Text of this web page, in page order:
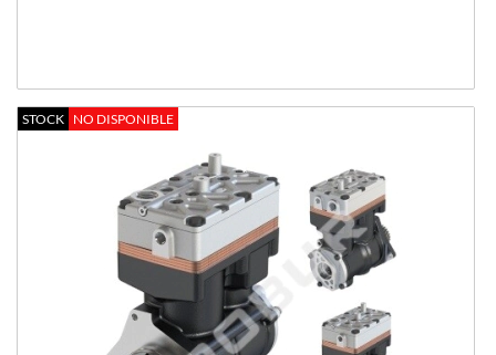
STOCK NO DISPONIBLE